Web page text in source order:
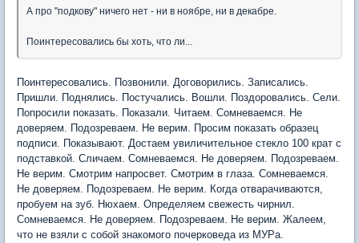
А про "подкову" ничего нет - ни в ноябре, ни в декабре.
Поинтересовались бы хоть, что ли...
Поинтересовались. Позвонили. Договорились. Записались.
Пришли. Поднялись. Постучались. Вошли. Поздоровались. Сели.
Попросили показать. Показали. Читаем. Сомневаемся. Не
доверяем. Подозреваем. Не верим. Просим показать образец
подписи. Показывают. Достаем увиличительное стекло 100 крат с
подставкой. Сличаем. Сомневаемся. Не доверяем. Подозреваем.
Не верим. Смотрим напросвет. Смотрим в глаза. Сомневаемся.
Не доверяем. Подозреваем. Не верим. Когда отварачиваются,
пробуем на зуб. Нюхаем. Определяем свежесть чирнил.
Сомневаемся. Не доверяем. Подозреваем. Не верим. Жалеем,
что не взяли с собой знакомого почерковеда из МУРа.